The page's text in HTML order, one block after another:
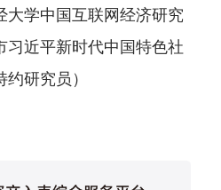
大学中国互联网经济研究
习近平新时代中国特色社
研究员）